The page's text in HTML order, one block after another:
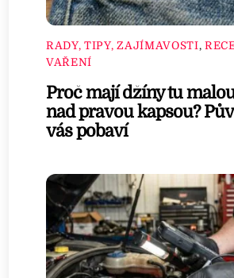
RADY, TIPY, ZAJÍMAVOSTI,
VAŘENÍ
Proč mají džíny tu
nad pravou kapsou?
vás pobaví